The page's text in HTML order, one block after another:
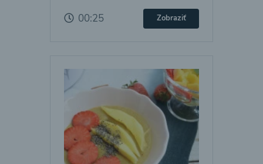
00:25 Zobraziť